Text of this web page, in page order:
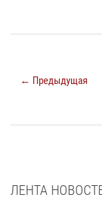
← Предыдущая
ЛЕНТА